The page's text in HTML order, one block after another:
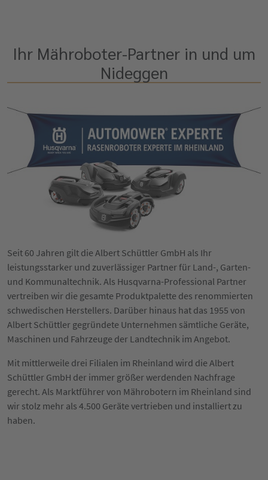
Ihr Mähroboter-Partner in und um
Nideggen
Seit 60 Jahren gilt die Albert Schüttler GmbH als Ihr
leistungsstarker und zuverlässiger Partner für Land-, Garten-
und Kommunaltechnik. Als Husqvarna-Professional Partner
vertreiben wir die gesamte Produktpalette des renommierten
schwedischen Herstellers. Darüber hinaus hat das 1955 von
Albert Schüttler gegründete Unternehmen sämtliche Geräte,
Maschinen und Fahrzeuge der Landtechnik im Angebot.
Mit mittlerweile drei Filialen im Rheinland wird die Albert
Schüttler GmbH der immer größer werdenden Nachfrage
gerecht. Als Marktführer von Mährobotern im Rheinland sind
wir stolz mehr als 4.500 Geräte vertrieben und installiert zu
haben.